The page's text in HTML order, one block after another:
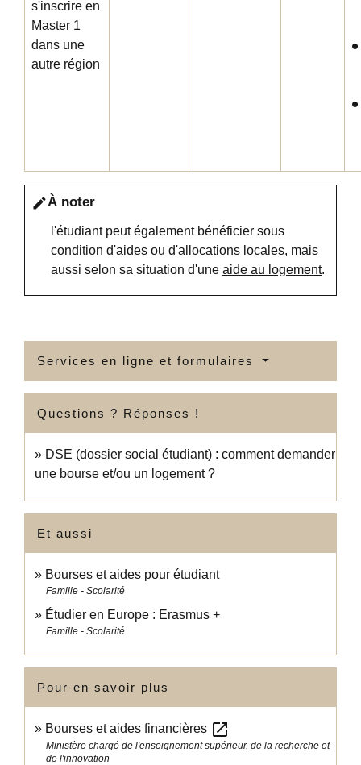
s'inscrire en
Master 1
dans une
autre région
editÀ noter
l'étudiant peut également bénéficier sous
condition d'aides ou d'allocations locales, mais
aussi selon sa situation d'une aide au logement.
Services en ligne et formulaires
Questions ? Réponses !
DSE (dossier social étudiant) : comment demander
une bourse et/ou un logement ?
Et aussi
Bourses et aides pour étudiant
Famille - Scolarité
Étudier en Europe : Erasmus +
Famille - Scolarité
Pour en savoir plus
Bourses et aides financières open_in_new
Ministère chargé de l'enseignement supérieur, de la recherche et
de l'innovation